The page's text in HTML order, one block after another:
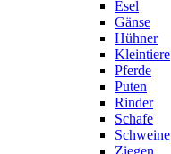
Esel
Gänse
Hühner
Kleintiere
Pferde
Puten
Rinder
Schafe
Schweine
Ziegen